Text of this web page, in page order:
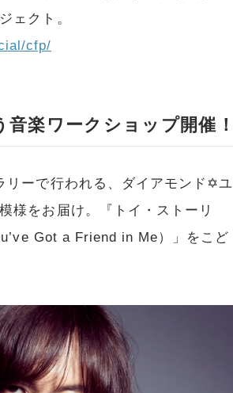
ェクト。
cfp/
楽ワークショップ開催！
リーで行われる、ダイアモンド✡ユ
様をお届け。『トイ・ストーリ
Got a Friend in Me）」をこど